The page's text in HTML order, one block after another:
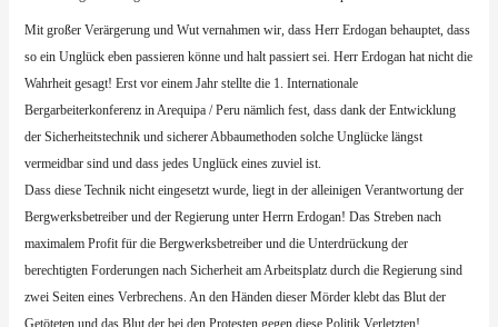
Mit großer Verärgerung und Wut vernahmen wir, dass Herr Erdogan behauptet, dass
so ein Unglück eben passieren könne und halt passiert sei. Herr Erdogan hat nicht die
Wahrheit gesagt! Erst vor einem Jahr stellte die 1. Internationale
Bergarbeiterkonferenz in Arequipa / Peru nämlich fest, dass dank der Entwicklung
der Sicherheitstechnik und sicherer Abbaumethoden solche Unglücke längst
vermeidbar sind und dass jedes Unglück eines zuviel ist.
Dass diese Technik nicht eingesetzt wurde, liegt in der alleinigen Verantwortung der
Bergwerksbetreiber und der Regierung unter Herrn Erdogan! Das Streben nach
maximalem Profit für die Bergwerksbetreiber und die Unterdrückung der
berechtigten Forderungen nach Sicherheit am Arbeitsplatz durch die Regierung sind
zwei Seiten eines Verbrechens. An den Händen dieser Mörder klebt das Blut der